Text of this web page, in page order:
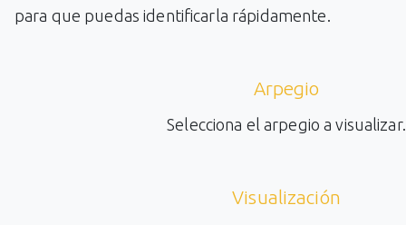
para que puedas identificarla rápidamente.
Arpegio
Selecciona el arpegio a visualizar.
Visualización